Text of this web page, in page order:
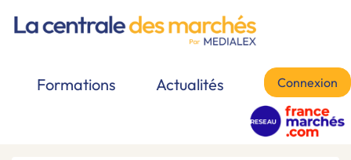
Formations Actualités Connexion